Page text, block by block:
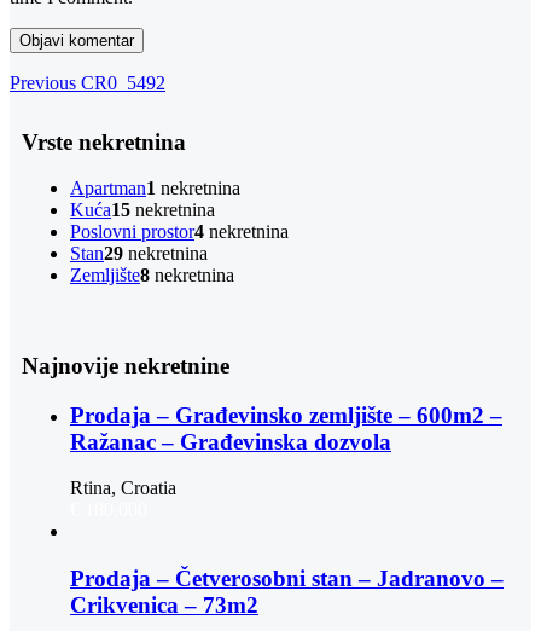
Navigacija
Previous
Previous CR0_5492
Vrste nekretnina
Apartman1 nekretnina
Kuća15 nekretnina
Poslovni prostor4 nekretnina
Stan29 nekretnina
Zemljište8 nekretnina
Najnovije nekretnine
Prodaja – Građevinsko zemljište – 600m2 –
Ražanac – Građevinska dozvola
Rtina, Croatia
Prodaja – Četverosobni stan – Jadranovo –
Crikvenica – 73m2